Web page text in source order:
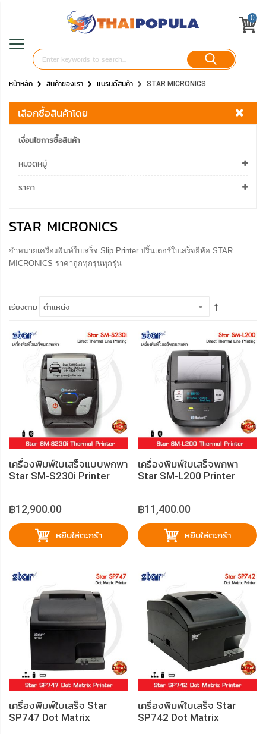
0
หน้าหลัก สินค้าของเรา แบรนด์สินค้า STAR MICRONICS
STAR MICRONICS
จำหน่ายเครื่องพิมพ์ใบเสร็จ Slip Printer ปริ้นเตอร์ใบเสร็จยี่ห้อ STAR
MICRONICS ราคาถูกทุกรุ่นทุกรุ่น
เรียงตาม
เครื่องพิมพ์ใบเสร็จแบบพกพา
Star SM-S230i Printer
฿12,900.00
หยิบใส่ตะกร้า
เครื่องพิมพ์ใบเสร็จพกพา
Star SM-L200 Printer
฿11,400.00
หยิบใส่ตะกร้า
เครื่องพิมพ์ใบเสร็จ Star
SP747 Dot Matrix
เครื่องพิมพ์ใบเสร็จ Star
SP742 Dot Matrix
เลือกซื้อสินค้าโดย
เงื่อนไขการซื้อสินค้า
หมวดหมู่
ราคา